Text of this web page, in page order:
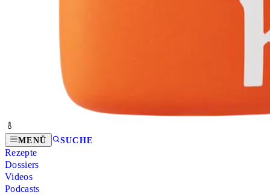
MENÜ SUCHE
Rezepte
Dossiers
Videos
Podcasts